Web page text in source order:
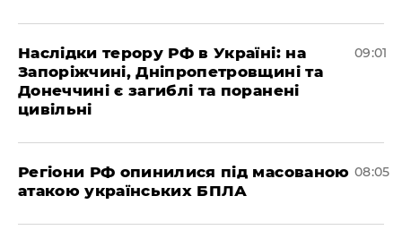
Наслідки терору РФ в Україні: на
Запоріжчині, Дніпропетровщині та
Донеччині є загиблі та поранені
цивільні
09:01
Регіони РФ опинилися під масованою
атакою українських БПЛА
08:05